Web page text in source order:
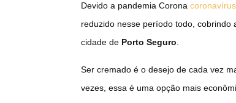
Devido a pandemia Corona
reduzido nesse período todo, cobrindo
cidade de Porto Seguro
Ser cremado é o desejo de cada vez
vezes, essa é uma opção mais